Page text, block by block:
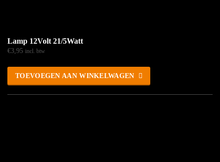
Lamp 12Volt 21/5Watt
€3,95 incl. btw
TOEVOEGEN AAN WINKELWAGEN